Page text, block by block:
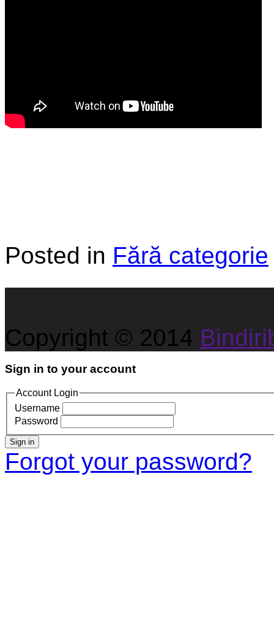
Posted in Fără categorie
Copyright © 2014
Sign in to your account
Account Login
Username
Password
Sign in
Forgot your password?